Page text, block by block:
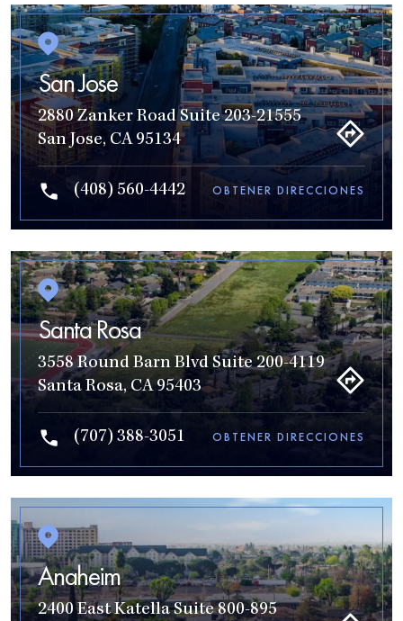
San Jose
2880 Zanker Road Suite 203-21555
San Jose, CA 95134
(408) 560-4442 OBTENER DIRECCIONES
Santa Rosa
3558 Round Barn Blvd Suite 200-4119
Santa Rosa, CA 95403
(707) 388-3051 OBTENER DIRECCIONES
Anaheim
2400 East Katella Suite 800-895